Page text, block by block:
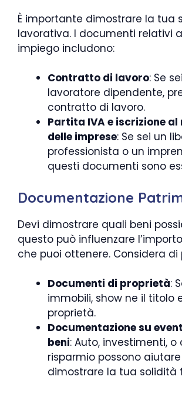
È importante dimostrare la tua
lavorativa. I documenti relativi
impiego includono:
Contratto di lavoro: Se
lavoratore dipendente,
contratto di lavoro.
Partita IVA e iscrizione
delle imprese: Se sei un
professionista o un
questi documenti sono
Documentazione
Devi dimostrare quali beni
questo può influenzare
che puoi ottenere. Considera di
Documenti di proprietà:
immobili, show ne il titolo
proprietà.
Documentazione su
beni: Auto, investimenti, o
risparmio possono
dimostrare la tua solidità